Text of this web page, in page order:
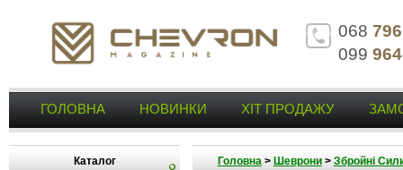
068
099
ГОЛОВНА НОВИНКИ ХІТ ПРОДАЖУ
Каталог Головна> Шеврони> Збройні